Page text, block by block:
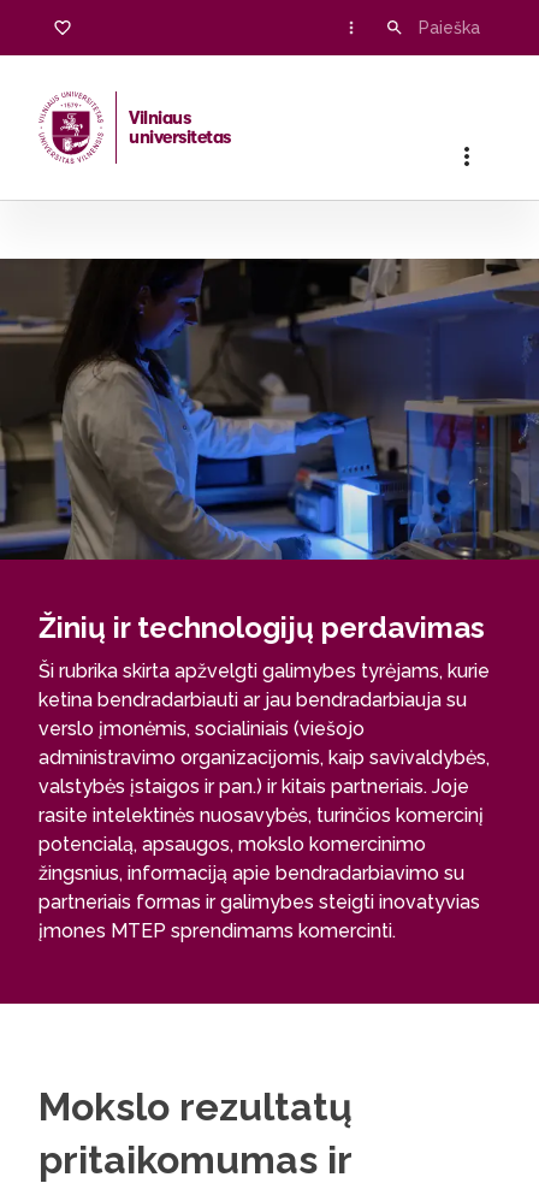
Vilniaus
universitetas
Žinių ir technologijų perdavimas
Ši rubrika skirta apžvelgti galimybes tyrėjams, kurie
ketina bendradarbiauti ar jau bendradarbiauja su
verslo įmonėmis, socialiniais (viešojo
administravimo organizacijomis, kaip savivaldybės,
valstybės įstaigos ir pan.) ir kitais partneriais. Joje
rasite intelektinės nuosavybės, turinčios komercinį
potencialą, apsaugos, mokslo komercinimo
žingsnius, informaciją apie bendradarbiavimo su
partneriais formas ir galimybes steigti inovatyvias
įmones MTEP sprendimams komercinti.
Mokslo rezultatų
pritaikomumas ir